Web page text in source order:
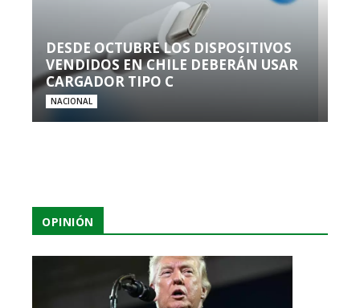
DESDE OCTUBRE LOS DISPOSITIVOS
VENDIDOS EN CHILE DEBERÁN USAR
CARGADOR TIPO C
NACIONAL
OPINIÓN